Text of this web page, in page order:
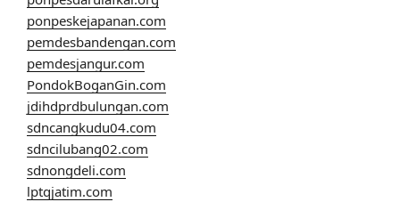
ponpeskejapanan.com
pemdesbandengan.com
pemdesjangur.com
PondokBoganGin.com
jdihdprdbulungan.com
sdncangkudu04.com
sdncilubang02.com
sdnongdeli.com
lptqjatim.com